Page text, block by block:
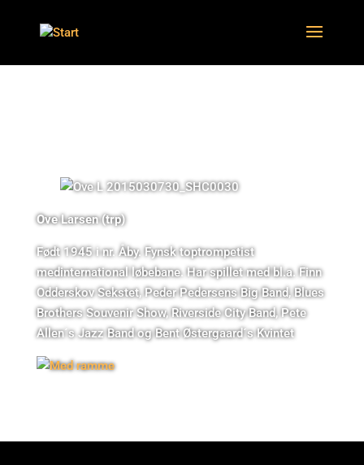
Ove Larsen (trp)
Født 1945 i nr. Åby. Fynsk toptrompetist
medinternational løbebane. Har spillet med bl.a. Finn
Odderskov Sekstet, Peder Pedersens Big Band, Blues
Brothers Souvenir Show, Riverside City Band, Pete
Allen´s Jazz Band og Bent Østergaard´s Kvintet